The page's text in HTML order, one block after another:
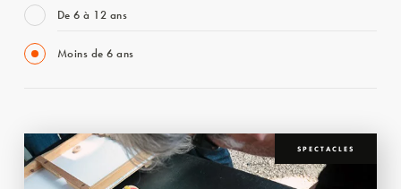
De 6 à 12 ans
Moins de 6 ans
SPECTACLES